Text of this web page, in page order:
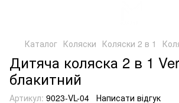
Каталог Коляски Коляски 2 в 1
Дитяча коляска 2 в 1
блакитний
Артикул: 9023-VL-04 Написати відгук